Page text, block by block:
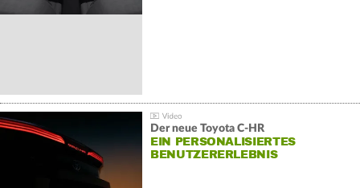
Der neue Toyota C-HR
EIN PERSONALISIERTES
BENUTZERERLEBNIS